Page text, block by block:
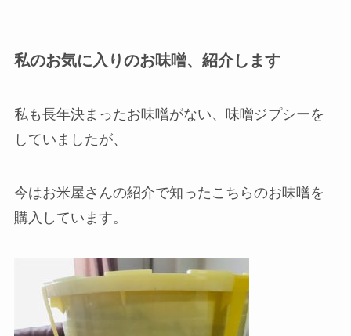
私のお気に入りのお味噌、紹介します
私も長年決まったお味噌がない、味噌ジプシーを
していましたが、
今はお米屋さんの紹介で知ったこちらのお味噌を
購入しています。